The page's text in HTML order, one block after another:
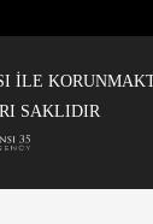
İLE
SAKLIDIR